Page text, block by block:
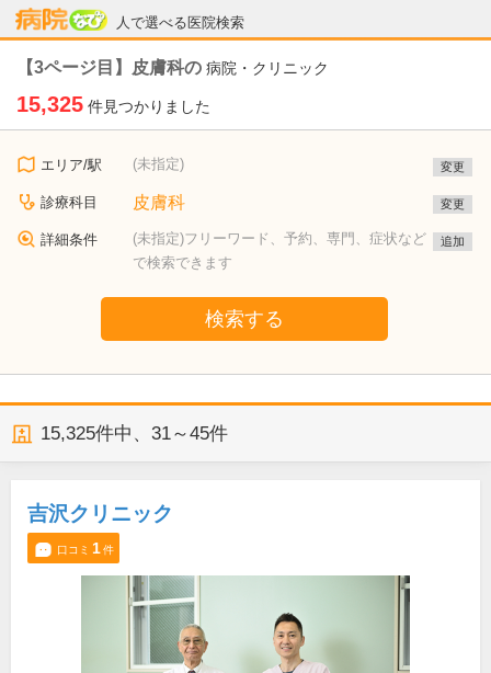
人で選べる医院検索
病院なび
【3ページ目】皮膚科の 病院・クリニック
15,325 件見つかりました
エリア/駅 (未指定) 変更
診療科目 皮膚科 変更
詳細条件
(未指定)フリーワード、予約、専門、症状など
で検索できます
追加
検索する
15,325件中、 31～45件
吉沢クリニック
口コミ 1件